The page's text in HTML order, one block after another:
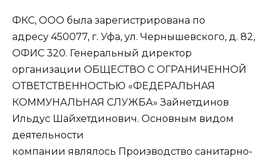
ФКС, ООО была зарегистрирована по
адресу 450077, г. Уфа, ул. Чернышевского, д. 82,
ОФИС 320. Генеральный директор
организации ОБЩЕСТВО С ОГРАНИЧЕННОЙ
ОТВЕТСТВЕННОСТЬЮ «ФЕДЕРАЛЬНАЯ
КОММУНАЛЬНАЯ СЛУЖБА» Зайнетдинов
Ильдус Шайхетдинович. Основным видом
деятельности
компании являлось Производство санитарно-